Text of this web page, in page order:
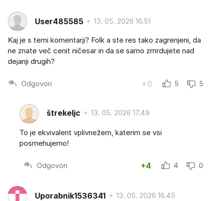
User485585 13. 05. 2026 16.51
Kaj je s temi komentarji? Folk a ste res tako zagrenjeni, da
ne znate več cenit ničesar in da se samo zmrdujete nad
dejanji drugih?
Odgovori +0 5 5
štrekeljc 13. 05. 2026 17.49
To je ekvivalent vplivnežem, katerim se vsi
posmehujemo!
Odgovori +4 4 0
Uporabnik1536341 13. 05. 2026 16.45